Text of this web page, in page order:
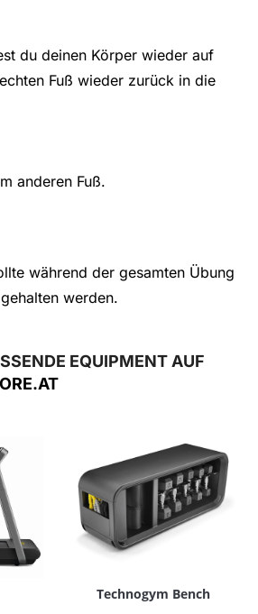
du deinen Körper wieder auf
Fuß wieder zurück in die
anderen Fuß.
während der gesamten Übung
werden.
EQUIPMENT AUF
Technogym Bench